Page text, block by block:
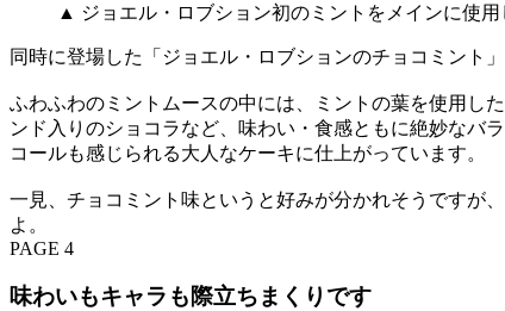
▲ ジョエル・ロブション初のミントをメインに使用
同時に登場した「ジョエル・ロブションのチョコミント
ふわふわのミントムースの中には、ミントの葉を使用し
ンド入りのショコラなど、味わい・食感ともに絶妙なバ
コールも感じられる大人なケーキに仕上がっています。
一見、チョコミント味というと好みが分かれそうですが
よ。
PAGE 4
味わいもキャラも際立ちまくりです